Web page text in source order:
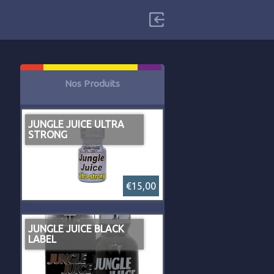
Nos Produits
JUNGLE JUICE ULTRA
STRONG
€15,00
JUNGLE JUICE BLACK
LABEL